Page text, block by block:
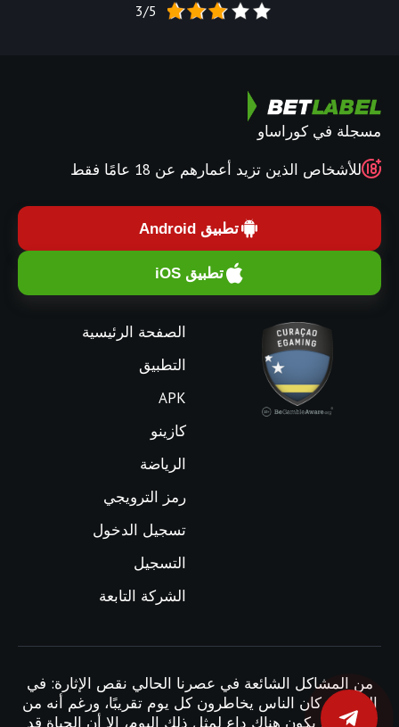
3/5
مسجلة في كوراساو
للأشخاص الذين تزيد أعمارهم عن 18 عامًا فقط
تطبيق Android
تطبيق iOS
الصفحة الرئيسية
التطبيق
APK
كازينو
الرياضة
رمز الترويجي
تسجيل الدخول
التسجيل
الشركة التابعة
من المشاكل الشائعة في عصرنا الحالي نقص الإثارة: في
الماضي، كان الناس يخاطرون كل يوم تقريبًا، ورغم أنه من
الرائع ألا يكون هناك داعٍ لمثل ذلك اليوم، إلا أن الحياة قد